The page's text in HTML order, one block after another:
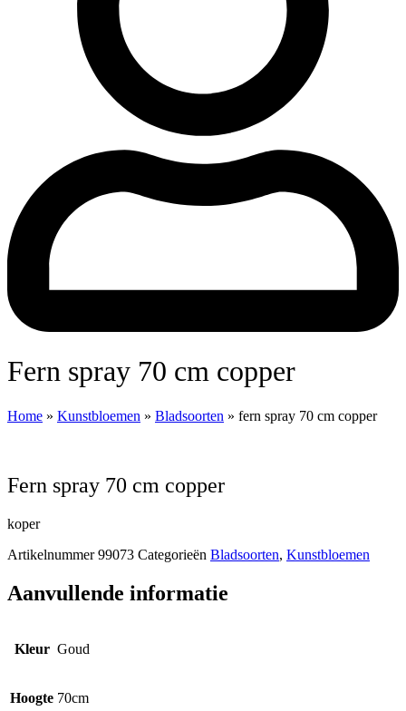
fern spray 70 cm copper
Home » Kunstbloemen » Bladsoorten » fern spray 70 cm copper
fern spray 70 cm copper
koper
Artikelnummer99073 Categorieën Bladsoorten, Kunstbloemen
Aanvullende informatie
Kleur Goud
Hoogte 70cm